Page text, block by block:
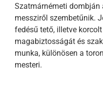
Szatmárnémeti
messziről szembetűnik.
fedésű tető, illetve
magabiztosságát és
munka, különösen a
mesteri.